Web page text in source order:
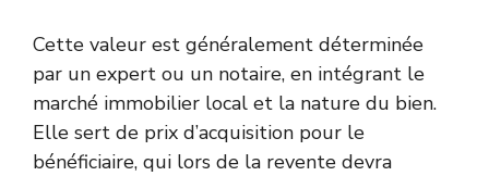
Cette valeur est généralement déterminée
par un expert ou un notaire, en intégrant le
marché immobilier local et la nature du bien.
Elle sert de prix d’acquisition pour le
bénéficiaire, qui lors de la revente devra